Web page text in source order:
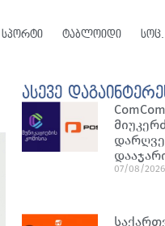
სპორტი ტაბლოიდი
ასევე
07/08/2026